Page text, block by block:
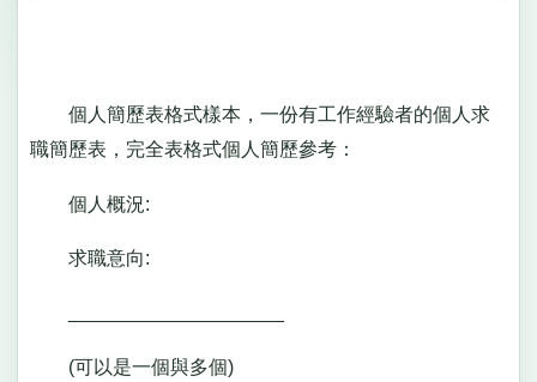
個人簡歷表格式樣本，一份有工作經驗者的個人求
職簡歷表，完全表格式個人簡歷參考：
個人概況:
求職意向:
(可以是一個與多個)